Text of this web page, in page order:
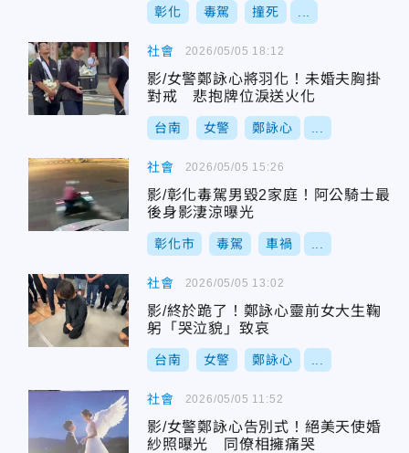
彰化 毒駕 撞死
社會
影/女警鄭詠心將羽化！未婚夫胸掛
對戒 悲抱牌位淚送火化
台南 女警 鄭詠心
2026/05/05 18:12
社會
影/彰化毒駕男毀2家庭！阿公騎士最
後身影淒涼曝光
彰化市 毒駕 車禍
2026/05/05 15:26
社會
影/終於跪了！鄭詠心靈前女大生鞠
躬「哭泣貌」致哀
台南 女警 鄭詠心
2026/05/05 13:02
社會
影/女警鄭詠心告別式！絕美天使婚
紗照曝光 同僚相擁痛哭
2026/05/05 11:52